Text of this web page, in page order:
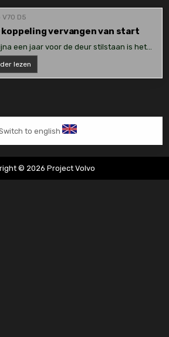
V70 D5
koppeling vervangen van start
een jaar voor de deur stilstaan is het…
lezen
koppeling
vervangen
to english
© 2026 Project Volvo